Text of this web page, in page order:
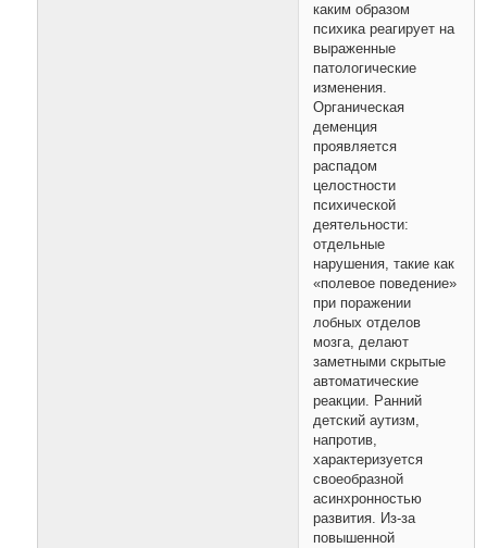
каким образом
психика реагирует на
выраженные
патологические
изменения.
Органическая
деменция
проявляется
распадом
целостности
психической
деятельности:
отдельные
нарушения, такие как
«полевое поведение»
при поражении
лобных отделов
мозга, делают
заметными скрытые
автоматические
реакции. Ранний
детский аутизм,
напротив,
характеризуется
своеобразной
асинхронностью
развития. Из-за
повышенной